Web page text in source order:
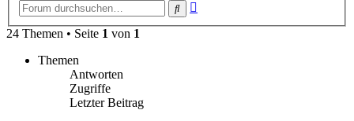
Suche
24 Themen • Seite 1 von 1
Themen
Antworten
Zugriffe
Letzter Beitrag